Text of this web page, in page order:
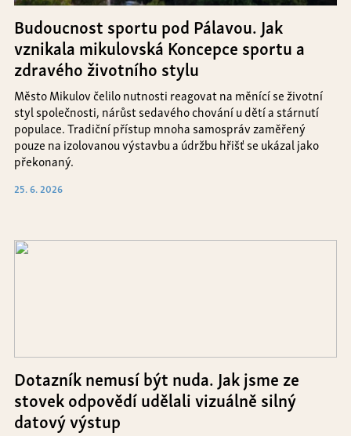
Budoucnost sportu pod Pálavou. Jak
vznikala mikulovská Koncepce sportu a
zdravého životního stylu
Město Mikulov čelilo nutnosti reagovat na měnící se životní
styl společnosti, nárůst sedavého chování u dětí a stárnutí
populace. Tradiční přístup mnoha samospráv zaměřený
pouze na izolovanou výstavbu a údržbu hřišť se ukázal jako
překonaný.
25. 6. 2026
Dotazník nemusí být nuda. Jak jsme ze
stovek odpovědí udělali vizuálně silný
datový výstup